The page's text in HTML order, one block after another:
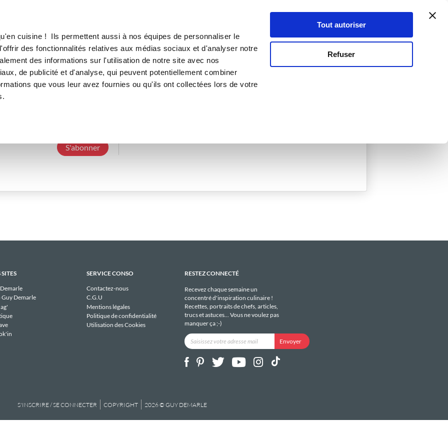
cuisine ! Ils permettent aussi à nos équipes de personnaliser le
des fonctionnalités relatives aux médias sociaux et d'analyser notre
des informations sur l'utilisation de notre site avec nos
de publicité et d'analyse, qui peuvent potentiellement combiner
que vous leur avez fournies ou qu'ils ont collectées lors de votre
Tout autoriser
Refuser
Se connecter
celinet_e881
S'abonner
Guy Demarle
SERVICE CONSO
Contactez-nous
C.G.U
Mentions légales
Politique de confidentialité
Utilisation des Cookies
RESTEZ CONNECTÉ
Recevez chaque semaine un
concentré d'inspiration culinaire !
Recettes, portraits de chefs, articles,
trucs et astuces... Vous ne voulez pas
manquer ça ;-)
S'INSCRIRE / SE CONNECTER COPYRIGHT 2026 © GUY DEMARLE